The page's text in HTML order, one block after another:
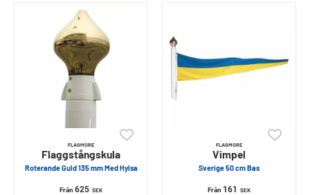
FLAGMORE
Flaggstångskula
Roterande Guld 135 mm Med Hylsa
Från 625 SEK
FLAGMORE
Vimpel
Sverige 50 cm Bas
Från 161 SEK